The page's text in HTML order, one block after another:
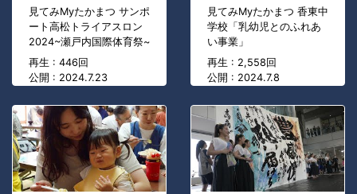
見てみMyたかまつ サンポ
ート高松トライアスロン
2024~瀬戸内国際体育祭~
再生 : 446回
公開 : 2024.7.23
見てみMyたかまつ 香東中
学校「乳幼児とのふれあ
い事業」
再生 : 2,558回
公開 : 2024.7.8